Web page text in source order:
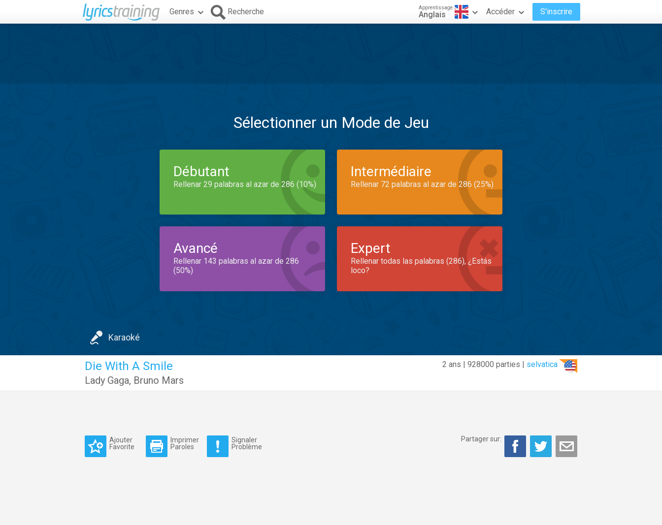
Genres Recherche Apprentissage
Anglais Accéder S'inscrire
Sélectionner un Mode de Jeu
Débutant
Rellenar 29 palabras al azar de 286 (10%)
Intermédiaire
Rellenar 72 palabras al azar de 286 (25%)
Avancé
Rellenar 143 palabras al azar de 286
(50%)
Expert
Rellenar todas las palabras (286), ¿Estás
loco?
Karaoké
2 ans | 928000 parties | selvatica
Die With A Smile
Lady Gaga, Bruno Mars
Ajouter
Favorite
Imprimer
Paroles
Signaler
Problème
Partager sur: